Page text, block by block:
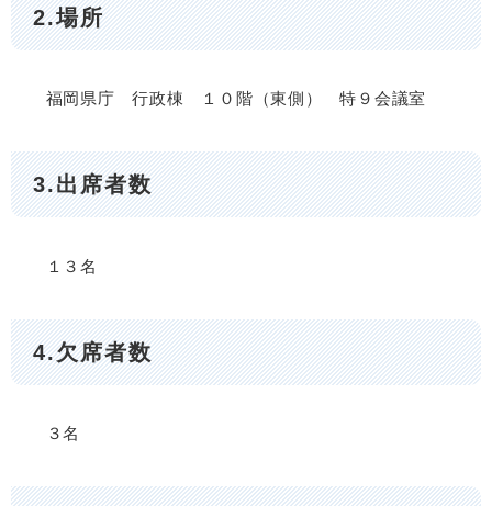
2.場所
福岡県庁 行政棟 １０階（東側） 特９会議室
3.出席者数
１３名
4.欠席者数
３名